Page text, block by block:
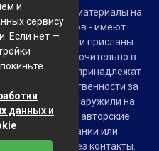
Все материалы на
источников - имеют
в интернете или присланы
исключительно в
на материалы принадлежат
сайта ответственности за
Если Вы обнаружили на
нарушают авторские
Вашей компании или
нам через контакты.
и
сервису
Если нет —
данных и